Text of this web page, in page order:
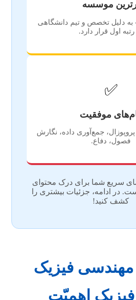
موسسه
به دلیل تخصص و تیم دانشگاهی
اول قرار دارد.
✅
موفقیت
جمع‌آوری داده، نگارش
فصول، دفاع.
سریع شما برای درک محتوای
در ادامه، جزئیات بیشتری را
کشف کنید!
فیزیک
اهمیّت